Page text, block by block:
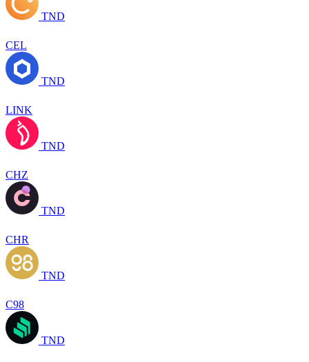
TND
CEL
TND
LINK
TND
CHZ
TND
CHR
TND
C98
TND